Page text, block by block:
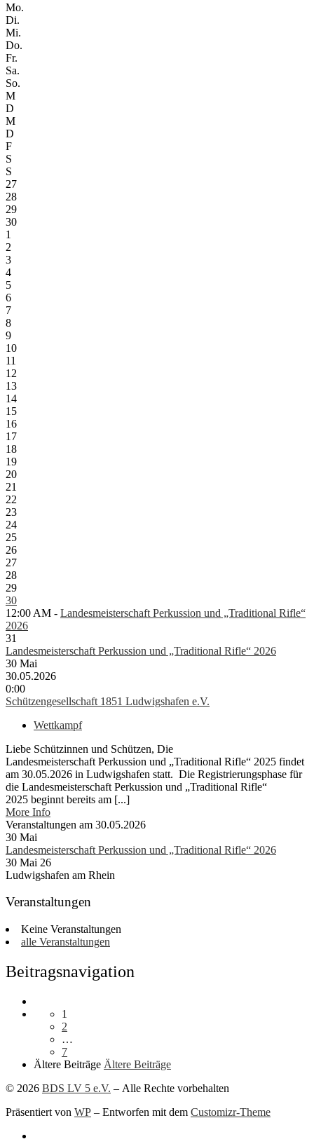
Mo.
Di.
Mi.
Do.
Fr.
Sa.
So.
M
D
M
D
F
S
S
27
28
29
30
1
2
3
4
5
6
7
8
9
10
11
12
13
14
15
16
17
18
19
20
21
22
23
24
25
26
27
28
29
30
12:00 AM - Landesmeisterschaft Perkussion und „Traditional Rifle“
2026
31
Landesmeisterschaft Perkussion und „Traditional Rifle“ 2026
30 Mai
30.05.2026
0:00
Schützengesellschaft 1851 Ludwigshafen e.V.
Wettkampf
Liebe Schützinnen und Schützen, Die
Landesmeisterschaft Perkussion und „Traditional Rifle“ 2025 findet
am 30.05.2026 in Ludwigshafen statt. Die Registrierungsphase für
die Landesmeisterschaft Perkussion und „Traditional Rifle“
2025 beginnt bereits am [...]
More Info
Veranstaltungen am 30.05.2026
30 Mai
Landesmeisterschaft Perkussion und „Traditional Rifle“ 2026
30 Mai 26
Ludwigshafen am Rhein
Veranstaltungen
Keine Veranstaltungen
alle Veranstaltungen
Beitragsnavigation
1
2
…
7
Ältere Beiträge Ältere Beiträge
© 2026 BDS LV 5 e.V. – Alle Rechte vorbehalten
Präsentiert von WP – Entworfen mit dem Customizr-Theme